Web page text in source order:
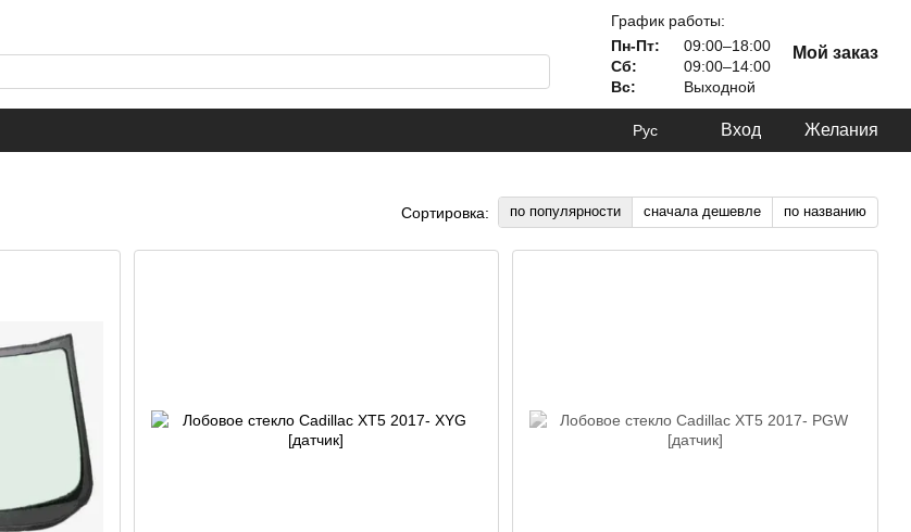
График работы:
Пн-Пт:
09:00–18:00
Сб:
09:00–14:00
Вс:
Выходной
Мой заказ
Рус Вход Желания
Сортировка: по популярности сначала дешевле по названию